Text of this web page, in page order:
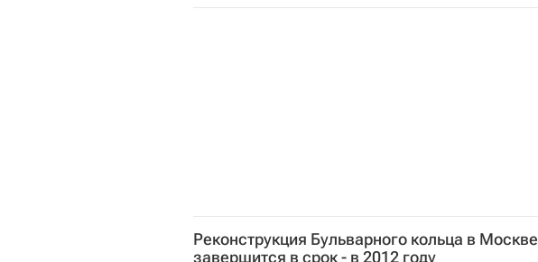
Россия
Реконструкция Бульварного кольца в Москве
завершится в срок - в 2012 году